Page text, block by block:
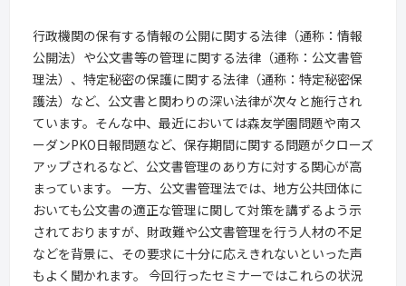
行政機関の保有する情報の公開に関する法律（通称：情報
公開法）や公文書等の管理に関する法律（通称：公文書管
理法）、特定秘密の保護に関する法律（通称：特定秘密保
護法）など、公文書と関わりの深い法律が次々と施行され
ています。そんな中、最近においては森友学園問題や南ス
ーダンPKO日報問題など、保存期間に関する問題がクローズ
アップされるなど、公文書管理のあり方に対する関心が高
まっています。 一方、公文書管理法では、地方公共団体に
おいても公文書の適正な管理に関して対策を講ずるよう示
されておりますが、財政難や公文書管理を行う人材の不足
などを背景に、その要求に十分に応えきれないといった声
もよく聞かれます。 今回行ったセミナーではこれらの状況